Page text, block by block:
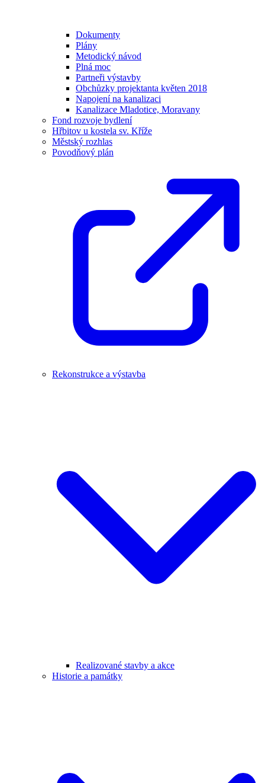
Dokumenty
Plány
Metodický návod
Plná moc
Partneři výstavby
Obchůzky projektanta květen 2018
Napojení na kanalizaci
Kanalizace Mladotice, Moravany
Fond rozvoje bydlení
Hřbitov u kostela sv. Kříže
Městský rozhlas
Povodňový plán
Rekonstrukce a výstavba
Realizované stavby a akce
Historie a památky